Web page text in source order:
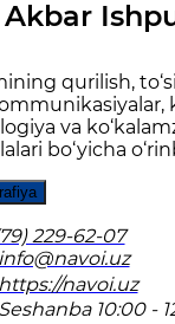
Akbar
qurilish,
va
bo‘yicha
229-62-07
navoi.uz
10:00 -